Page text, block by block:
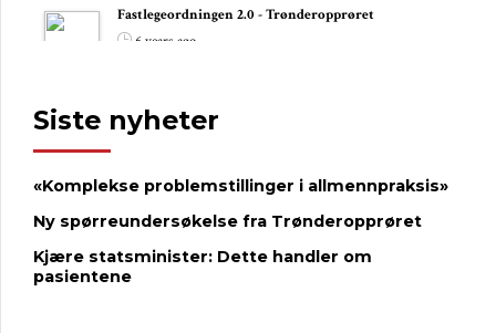
Fastlegeordningen 2.0 - Trønderopprøret
6 years ago
I helsedebatten under Arendalsuka var overskriften; Står
fastlegeordningen overfor en kollaps?
MoflagogKjersti Toppedeltok i debatten sammen med et
ekspertpanel.... See more
Fastlege Tor Magne Johnsen advarer mot at man «evaluerer seg i
hjel» mens fastlegeordningen forvitres.
Siste nyheter
«Komplekse problemstillinger i allmennpraksis»
Ny spørreundersøkelse fra Trønderopprøret
Kjære statsminister: Dette handler om
pasientene